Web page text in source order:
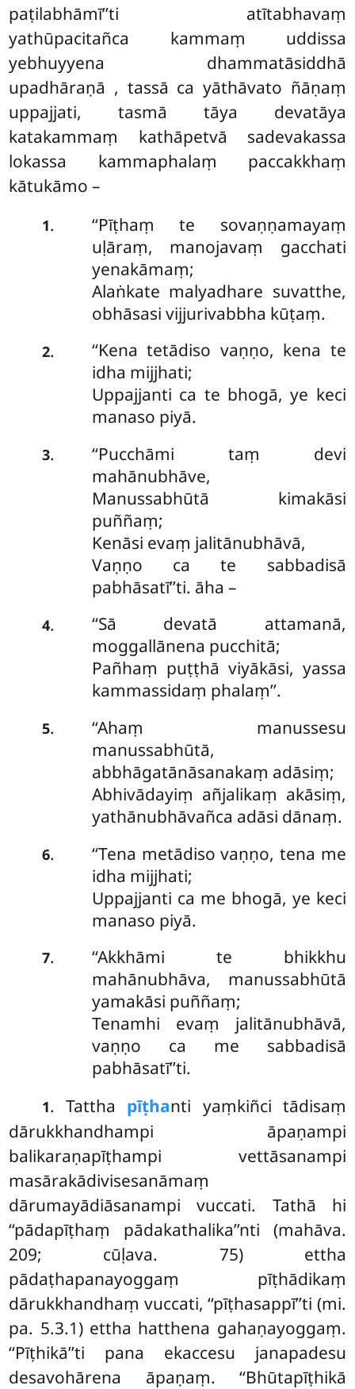
paṭilabhāmī’’ti atītabhavaṃ
yathūpacitañca kammaṃ uddissa
yebhuyyena dhammatāsiddhā
upadhāraṇā , tassā ca yāthāvato ñāṇaṃ
uppajjati, tasmā tāya devatāya
katakammaṃ kathāpetvā sadevakassa
lokassa kammaphalaṃ paccakkhaṃ
kātukāmo –
1.
‘‘Pīṭhaṃ te sovaṇṇamayaṃ
uḷāraṃ, manojavaṃ gacchati
yenakāmaṃ;
Alaṅkate malyadhare suvatthe,
obhāsasi vijjurivabbha kūṭaṃ.
2.
‘‘Kena tetādiso vaṇṇo, kena te
idha mijjhati;
Uppajjanti ca te bhogā, ye keci
manaso piyā.
3.
‘‘Pucchāmi taṃ devi
mahānubhāve,
Manussabhūtā kimakāsi
puññaṃ;
Kenāsi evaṃ jalitānubhāvā,
Vaṇṇo ca te sabbadisā
pabhāsatī’’ti. āha –
4.
‘‘Sā devatā attamanā,
moggallānena pucchitā;
Pañhaṃ puṭṭhā viyākāsi, yassa
kammassidaṃ phalaṃ’’.
5.
‘‘Ahaṃ manussesu
manussabhūtā,
abbhāgatānāsanakaṃ adāsiṃ;
Abhivādayiṃ añjalikaṃ akāsiṃ,
yathānubhāvañca adāsi dānaṃ.
6.
‘‘Tena metādiso vaṇṇo, tena me
idha mijjhati;
Uppajjanti ca me bhogā, ye keci
manaso piyā.
7. ‘‘Akkhāmi te bhikkhu
mahānubhāva, manussabhūtā
yamakāsi puññaṃ;
Tenamhi evaṃ jalitānubhāvā,
vaṇṇo ca me sabbadisā
pabhāsatī’’ti.
1. Tattha pīṭhanti yaṃkiñci tādisaṃ
dārukkhandhampi āpaṇampi
balikaraṇapīṭhampi vettāsanampi
masārakādivisesanāmaṃ
dārumayādiāsanampi vuccati. Tathā hi
‘‘pādapīṭhaṃ pādakathalika’’nti (mahāva.
209; cūḷava. 75) ettha
pādaṭhapanayoggaṃ pīṭhādikaṃ
dārukkhandhaṃ vuccati, ‘‘pīṭhasappī’’ti (mi.
pa. 5.3.1) ettha hatthena gahaṇayoggaṃ.
‘‘Pīṭhikā’’ti pana ekaccesu janapadesu
desavohārena āpaṇaṃ. ‘‘Bhūtapīṭhikā